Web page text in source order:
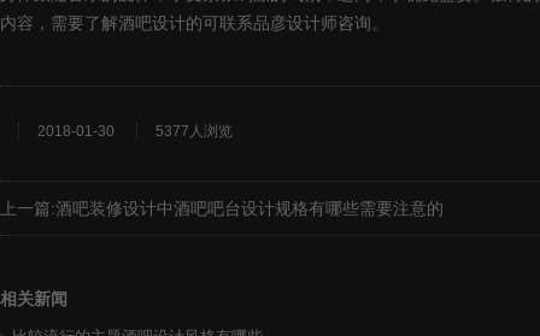
内容，需要了解酒吧设计的可联系品彦设计师咨询。
2018-01-30 5377人浏览
上一篇:酒吧装修设计中酒吧吧台设计规格有哪些需要注意的
相关新闻